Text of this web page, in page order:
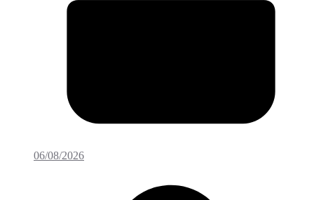
06/08/2026